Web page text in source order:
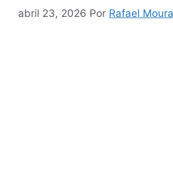
abril 23, 2026 Por Rafael Moura